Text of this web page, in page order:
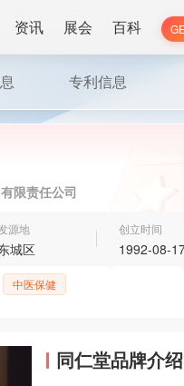
资讯 展会 百科
限责任公司
源地
城区
创立时间
1992-08-
中医保健
专利信息
同仁堂品牌介绍